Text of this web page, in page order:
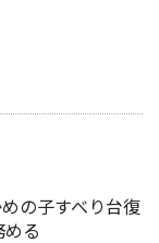
の子すべり台復
る